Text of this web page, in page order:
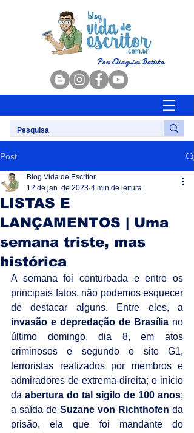
Por Eliaquim Batista
Post
LISTAS E
LANÇAMENTOS | Uma
semana triste, mas
histórica
Blog Vida de Escritor
12 de jan. de 2023 4 min de leitura
A semana foi conturbada e entre os
principais fatos, não podemos esquecer
invasão e depredação de Brasília no
último domingo, dia 8, em atos
criminosos e segundo o site G1,
terroristas realizados por membros e
admiradores de extrema-direita; o início
da abertura do tal sigilo de 100 anos;
a saída de Suzane von Richthofen da
prisão, ela que foi mandante do